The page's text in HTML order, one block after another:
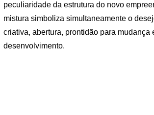
peculiaridade da estrutura do novo
mistura simboliza simultaneamente o
criativa, abertura, prontidão para mudança
desenvolvimento.